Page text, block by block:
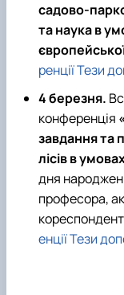
садово-
та наука в
європейської
ренціїТези
4 березня.
конференція
завдання та
лісів в
дня
професора,
енціїТези